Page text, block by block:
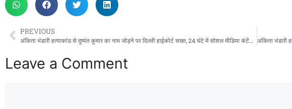
PREVIOUS
अंकिता भंडारी हत्याकांड से दुष्यंत कुमार का नाम जोड़ने पर दिल्ली हाईकोर्ट सख्त, 24 घंटे में सोशल मीडिया कंटेंट हटाने के निर्देश
Leave a Comment